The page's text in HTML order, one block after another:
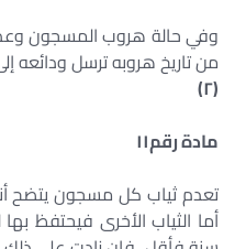
وفي حالة هروب المسجون
من تاريخ هروبه ترسل ودائعه
(٢)
مادة رقم١١
تعدم ثياب كل مسجون يتضح
أما الثياب الأخرى فيحتفظ